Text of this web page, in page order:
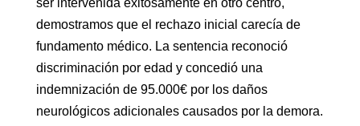
ser intervenida exitosamente en otro centro,
demostramos que el rechazo inicial carecía de
fundamento médico. La sentencia reconoció
discriminación por edad y concedió una
indemnización de 95.000€ por los daños
neurológicos adicionales causados por la demora.